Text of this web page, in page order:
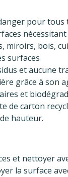
pour tous
miroirs, bois,
surfaces
et aucune
grâce à son
et
de carton
hauteur.
et nettoyer
la surface